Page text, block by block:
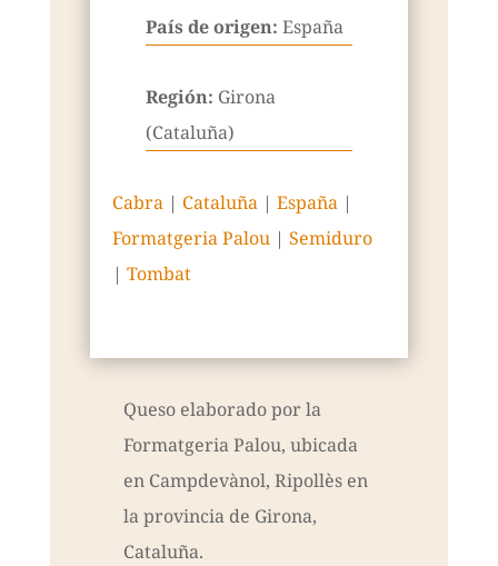
País de origen: España
Región: Girona
(Cataluña)
Cabra| Cataluña| España|
Formatgeria Palou| Semiduro
| Tombat
Queso elaborado por la
Formatgeria Palou, ubicada
en Campdevànol, Ripollès en
la provincia de Girona,
Cataluña.